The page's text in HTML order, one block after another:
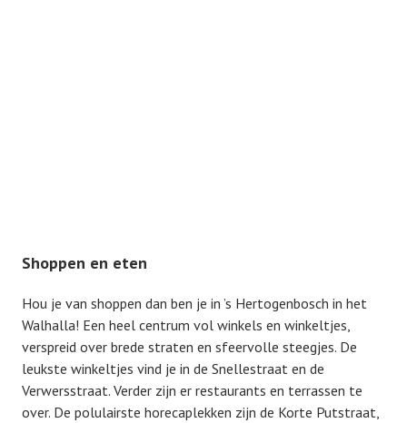
Shoppen en eten
Hou je van shoppen dan ben je in ’s Hertogenbosch in het
Walhalla! Een heel centrum vol winkels en winkeltjes,
verspreid over brede straten en sfeervolle steegjes. De
leukste winkeltjes vind je in de Snellestraat en de
Verwersstraat. Verder zijn er restaurants en terrassen te
over. De polulairste horecaplekken zijn de Korte Putstraat,